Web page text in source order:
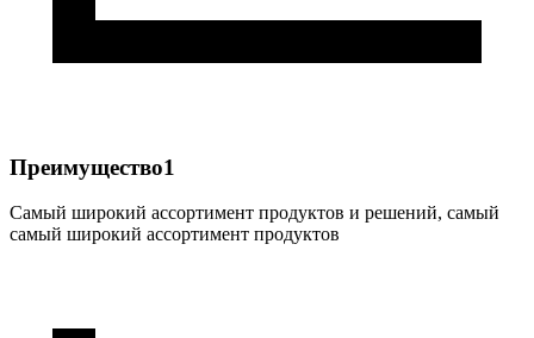
Преимущество1
Самый широкий ассортимент продуктов и решений, самый
самый широкий ассортимент продуктов